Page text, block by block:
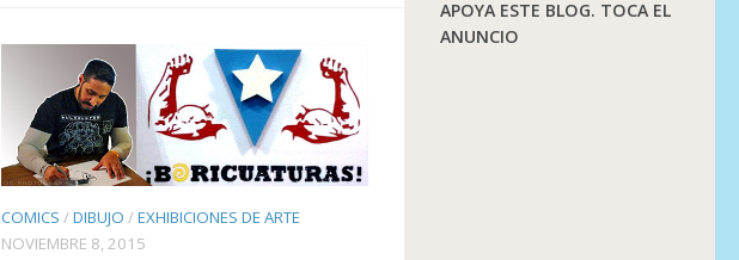
COMICS /DIBUJO /EXHIBICIONES DE ARTE
NOVIEMBRE 8, 2015
APOYA ESTE BLOG. TOCA EL
ANUNCIO